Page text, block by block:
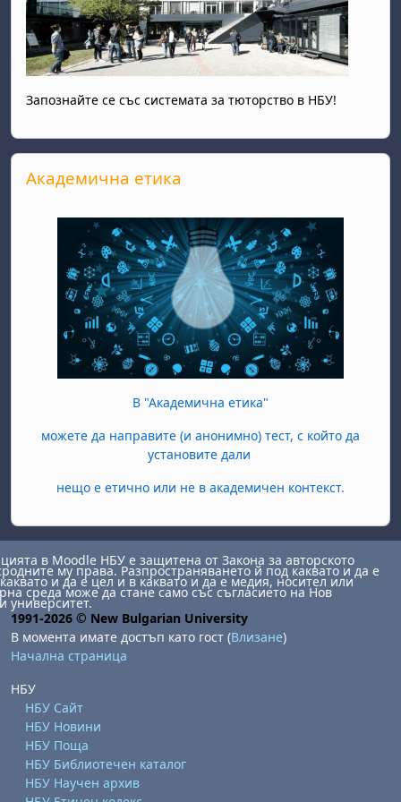
Запознайте се със системата за тюторство в НБУ!
Прескочи Академична етика
Академична етика
В "Академична етика"
можете да направите (и анонимно) тест, с който да
установите дали
нещо е етично или не в академичен контекст.
в Moodle НБУ е защитена от Закона за авторското
му права. Разпространяването й под каквато и да е
и да е цел и в каквато и да е медия, носител или
среда може да стане само със съгласието на Нов
университет.
1991-2026 © New Bulgarian University
В момента имате достъп като гост (Влизане)
Начална страница
НБУ
НБУ Сайт
НБУ Новини
НБУ Поща
НБУ Библиотечен каталог
НБУ Научен архив